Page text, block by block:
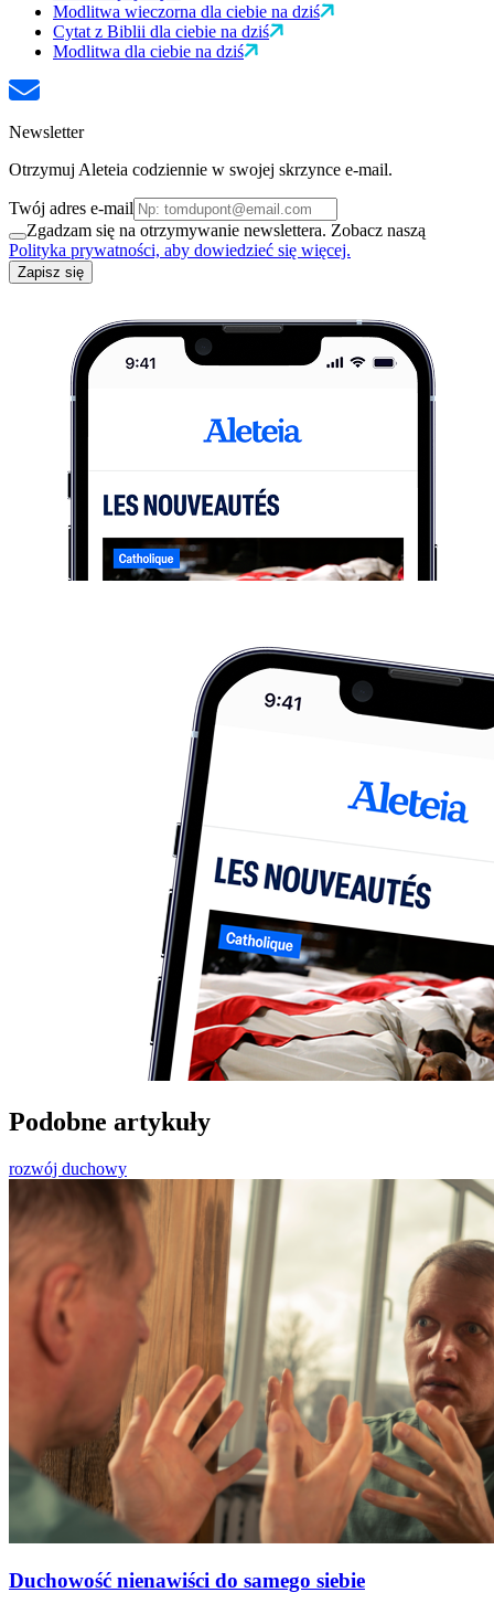
Modlitwa wieczorna dla ciebie na dziś
Cytat z Biblii dla ciebie na dziś
Modlitwa dla ciebie na dziś
Newsletter
Otrzymuj Aleteia codziennie w swojej skrzynce e-mail.
Twój adres e-mail
Zgadzam się na otrzymywanie newslettera. Zobacz naszą
Polityka prywatności, aby dowiedzieć się więcej.
Zapisz się
Podobne artykuły
rozwój duchowy
Duchowość nienawiści do samego siebie